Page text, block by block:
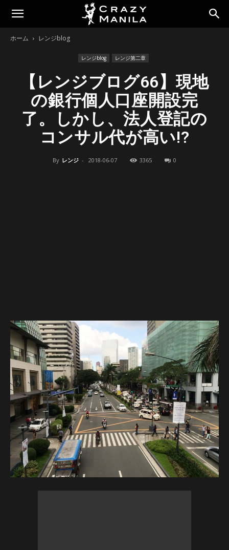
ホーム レンジblog
レンジblog レンジ第二章
【レンジブログ66】現地
の銀行個人口座開設完
了。しかし、法人登記の
コンサル代が高い!?
By レンジ - 2018-06-07 3365 0